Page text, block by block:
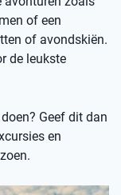
of een
of avondskiën.
de leukste
Geef dit dan
en